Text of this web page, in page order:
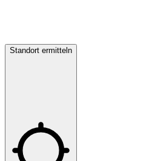
Standort ermitteln